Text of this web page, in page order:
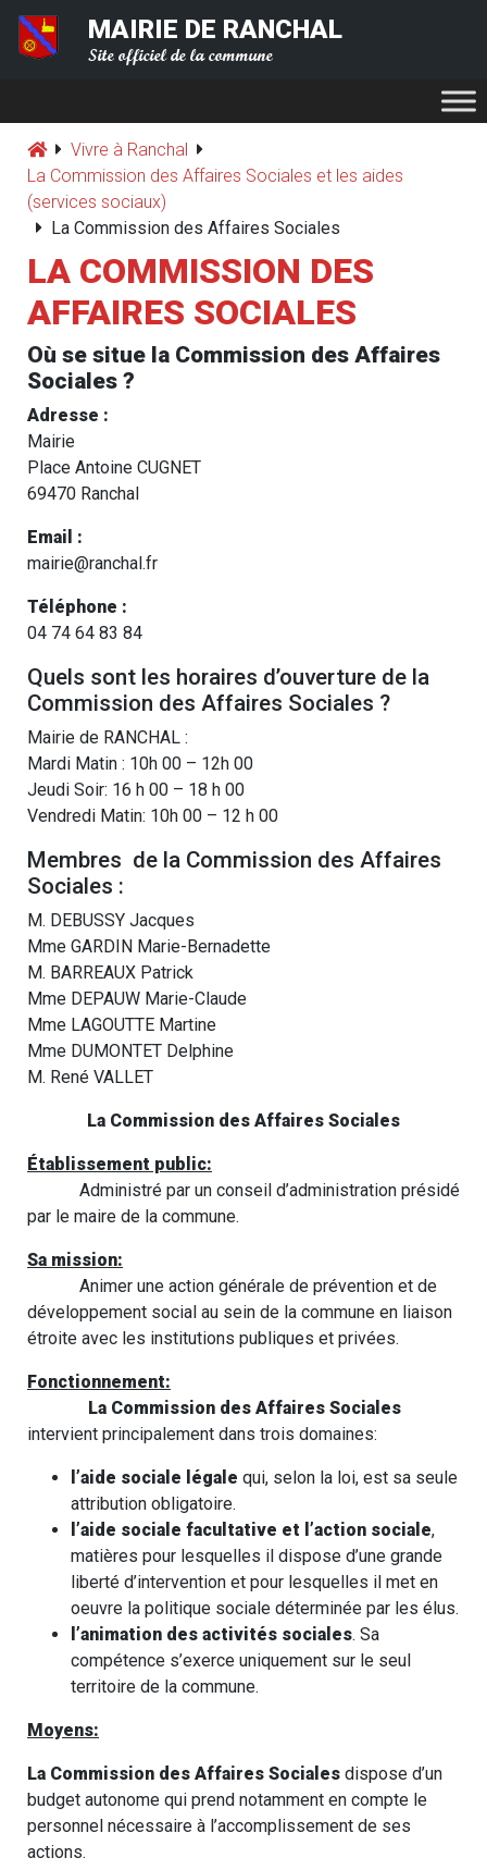
MAIRIE DE RANCHAL
Site officiel de la commune
Vivre à Ranchal
La Commission des Affaires Sociales et les aides
(services sociaux)
La Commission des Affaires Sociales
LA COMMISSION DES
AFFAIRES SOCIALES
Où se situe la Commission des Affaires
Sociales ?
Adresse :
Mairie
Place Antoine CUGNET
69470 Ranchal
Email :
mairie@ranchal.fr
Téléphone :
04 74 64 83 84
Quels sont les horaires d’ouverture de la
Commission des Affaires Sociales ?
Mairie de RANCHAL :
Mardi Matin : 10h 00 – 12h 00
Jeudi Soir: 16 h 00 – 18 h 00
Vendredi Matin: 10h 00 – 12 h 00
Membres de la Commission des Affaires
Sociales :
M. DEBUSSY Jacques
Mme GARDIN Marie-Bernadette
M. BARREAUX Patrick
Mme DEPAUW Marie-Claude
Mme LAGOUTTE Martine
Mme DUMONTET Delphine
M. René VALLET
La Commission des Affaires Sociales
Établissement public:
Administré par un conseil d’administration présidé
par le maire de la commune.
Sa mission:
Animer une action générale de prévention et de
développement social au sein de la commune en liaison
étroite avec les institutions publiques et privées.
Fonctionnement:
La Commission des Affaires Sociales
intervient principalement dans trois domaines:
l’aide sociale légale qui, selon la loi, est sa seule
attribution obligatoire.
l’aide sociale facultative et l’action sociale,
matières pour lesquelles il dispose d’une grande
liberté d’intervention et pour lesquelles il met en
oeuvre la politique sociale déterminée par les élus.
l’animation des activités sociales. Sa
compétence s’exerce uniquement sur le seul
territoire de la commune.
Moyens:
La Commission des Affaires Sociales dispose d’un
budget autonome qui prend notamment en compte le
personnel nécessaire à l’accomplissement de ses
actions.